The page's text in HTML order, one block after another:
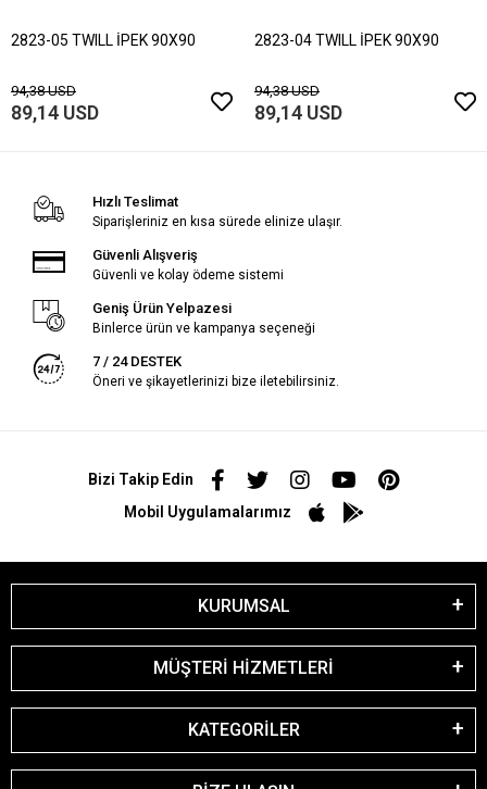
2823-05 TWILL İPEK 90X90
94,38 USD
89,14 USD
2823-04 TWILL İPEK 90X90
94,38 USD
89,14 USD
Hızlı Teslimat
Siparişleriniz en kısa sürede elinize ulaşır.
Güvenli Alışveriş
Güvenli ve kolay ödeme sistemi
Geniş Ürün Yelpazesi
Binlerce ürün ve kampanya seçeneği
7 / 24 DESTEK
Öneri ve şikayetlerinizi bize iletebilirsiniz.
Bizi Takip Edin
Mobil Uygulamalarımız
KURUMSAL
MÜŞTERİ HİZMETLERİ
KATEGORİLER